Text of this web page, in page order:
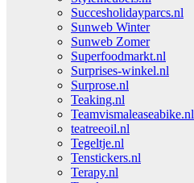
Succesholidayparcs.nl
Sunweb Winter
Sunweb Zomer
Superfoodmarkt.nl
Surprises-winkel.nl
Surprose.nl
Teaking.nl
Teamvismaleaseabike.nl
teatreeoil.nl
Tegeltje.nl
Tenstickers.nl
Terapy.nl